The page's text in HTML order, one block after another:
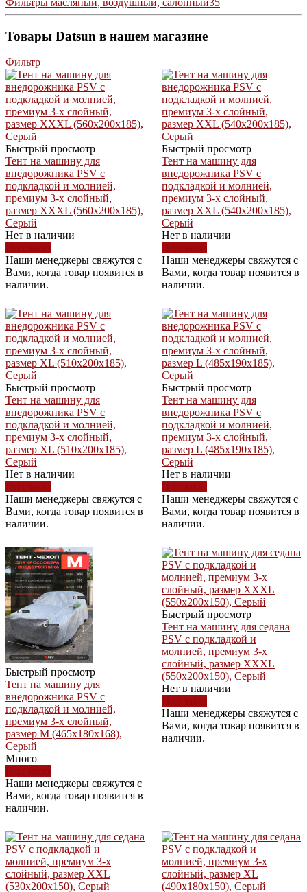
Товары Datsun в нашем магазине
Фильтр
Быстрый просмотр
Тент на машину для
внедорожника PSV с
подкладкой и молнией,
премиум 3-х слойный,
размер XXXL (560x200x185),
Серый
Нет в наличии
Наши менеджеры свяжутся с
Вами, когда товар появится в
наличии.
Быстрый просмотр
Тент на машину для
внедорожника PSV с
подкладкой и молнией,
премиум 3-х слойный,
размер XXL (540x200x185),
Серый
Нет в наличии
Наши менеджеры свяжутся с
Вами, когда товар появится в
наличии.
Быстрый просмотр
Тент на машину для
внедорожника PSV с
подкладкой и молнией,
премиум 3-х слойный,
размер XL (510x200x185),
Серый
Нет в наличии
Наши менеджеры свяжутся с
Вами, когда товар появится в
наличии.
Быстрый просмотр
Тент на машину для
внедорожника PSV с
подкладкой и молнией,
премиум 3-х слойный,
размер L (485x190x185),
Серый
Нет в наличии
Наши менеджеры свяжутся с
Вами, когда товар появится в
наличии.
Быстрый просмотр
Тент на машину для
внедорожника PSV с
подкладкой и молнией,
премиум 3-х слойный,
размер M (465x180x168),
Серый
Много
Наши менеджеры свяжутся с
Вами, когда товар появится в
наличии.
Быстрый просмотр
Тент на машину для седана
PSV с подкладкой и
молнией, премиум 3-х
слойный, размер XXXL
(550x200x150), Серый
Нет в наличии
Наши менеджеры свяжутся с
Вами, когда товар появится в
наличии.